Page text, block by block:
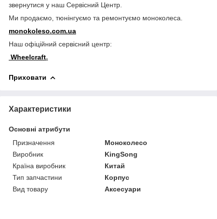
звернутися у наш Сервісний Центр.
Ми продаємо, тюнінгуємо та ремонтуємо моноколеса.
monokoleso.com.ua
Наш офіційний сервісний центр:
Wheelcraft.
Приховати
Характеристики
Основні атрибути
Призначення
Моноколесо
Виробник
KingSong
Країна виробник
Китай
Тип запчастини
Корпус
Вид товару
Аксесуари